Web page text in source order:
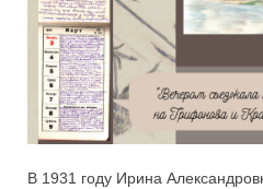
В 1931 году Ирина